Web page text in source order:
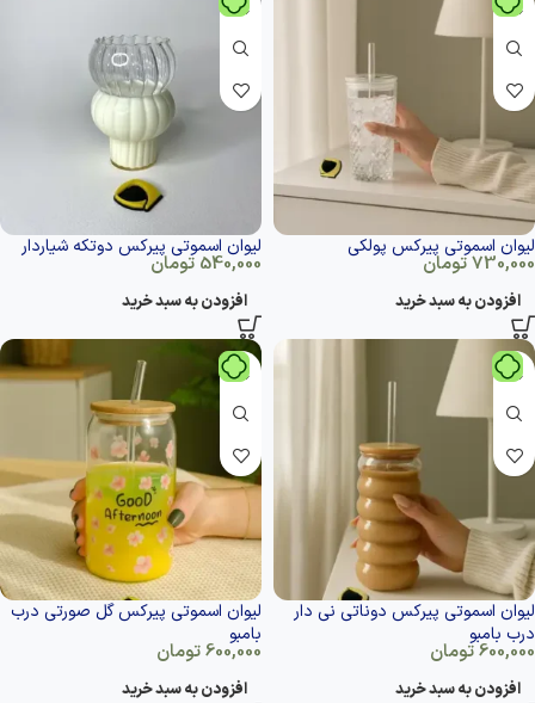
لیوان اسموتی پیرکس پولکی
730,000تومان
افزودن به سبد خرید
لیوان اسموتی پیرکس دوتکه شیاردار
540,000 تومان
افزودن به سبد خرید
لیوان اسموتی پیرکس دوناتی نی دار
درب بامبو
600,000تومان
افزودن به سبد خرید
لیوان اسموتی پیرکس گل صورتی درب
بامبو
600,000تومان
افزودن به سبد خرید